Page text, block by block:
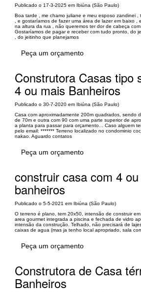
Publicado o 17-3-2025 em Ibiúna (São Paulo)
Boa tarde , me chamo juliane e meu esposo zandinei ,
, e gostaríamos de fazer uma área de lazer em baixo ,
na altura da rua , não queremos ter dor de cabeça com
Gostaríamos de pagar e receber com tudo pronto, do
, do jeitinho que planejamos
Peça um orçamento
Construtora Casas tipo
4 ou mais Banheiros
Publicado o 30-7-2020 em Ibiúna (São Paulo)
Casa com aproximadamente 200m quadrados, sendo
de 70m e outra com 90 com uma parte superior de
a planta para passar para orçamento... Caso alguem
pelo email: ******* Terreno localizado no condominio
nakao. Aguardo contatos
Peça um orçamento
construir casa com 4
banheiros
Publicado o 5-5-2021 em Ibiúna (São Paulo)
O terreno é plano, tem 20x50, intensão de construir
area gourmet integrada a piscina e fechada de vidro
intensão da construção. Telhado, não precisará de
caixas de agua (mas ja tenho local apropriado, sala
Peça um orçamento
Construtora de Casa
Banheiros